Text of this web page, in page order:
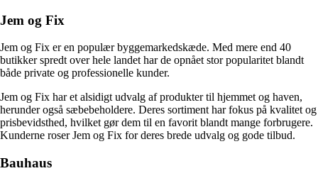
Jem og Fix
Jem og Fix er en populær byggemarkedskæde. Med mere end 40
butikker spredt over hele landet har de opnået stor popularitet blandt
både private og professionelle kunder.
Jem og Fix har et alsidigt udvalg af produkter til hjemmet og haven,
herunder også sæbebeholdere. Deres sortiment har fokus på kvalitet og
prisbevidsthed, hvilket gør dem til en favorit blandt mange forbrugere.
Kunderne roser Jem og Fix for deres brede udvalg og gode tilbud.
Bauhaus